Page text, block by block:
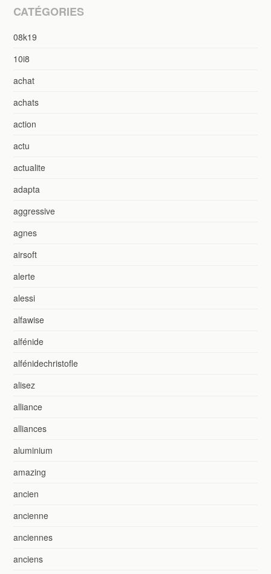
CATÉGORIES
08k19
10i8
achat
achats
action
actu
actualite
adapta
aggressive
agnes
airsoft
alerte
alessi
alfawise
alfénide
alfénidechristofle
alisez
alliance
alliances
aluminium
amazing
ancien
ancienne
anciennes
anciens